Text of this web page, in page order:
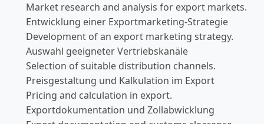
Market research and analysis for export markets.
Entwicklung einer Exportmarketing-Strategie
Development of an export marketing strategy.
Auswahl geeigneter Vertriebskanäle
Selection of suitable distribution channels.
Preisgestaltung und Kalkulation im Export
Pricing and calculation in export.
Exportdokumentation und Zollabwicklung